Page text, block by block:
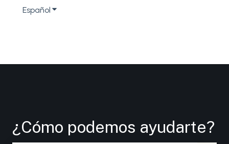
Español Traducciones de Mostrar submenú de
¿Cómo podemos ayudarte?